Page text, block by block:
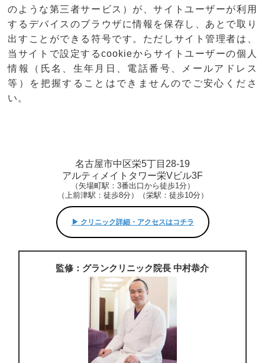
のような第三者サービス）が、サイトユーザーが利用
するデバイスのブラウザに情報を保存し、あとで取り
出すことができる符号です。ただしサイト管理者は、
当サイトで設定するcookieからサイトユーザーの個人
情報（氏名、生年月日、電話番号、メールアドレス
等）を把握することはできませんのでご安心くださ
い。
名古屋市中区栄5丁目28-19
アルティメイトタワー栄Vビル3F
（矢場町駅：3番出口から徒歩1分）
（上前津駅：徒歩8分）（栄駅：徒歩10分）
▶︎ クリニック詳細・アクセスはコチラ
監修：グランクリニック院長 中村恭介